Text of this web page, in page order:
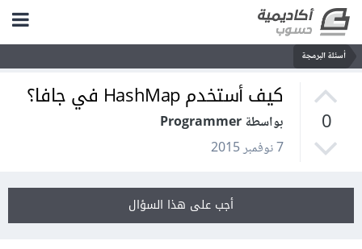
أسئلة البرمجة
0
كيف أستخدم HashMap في جافا؟
بواسطة Programmer
7 نوفمبر 2015
أجب على هذا السؤال